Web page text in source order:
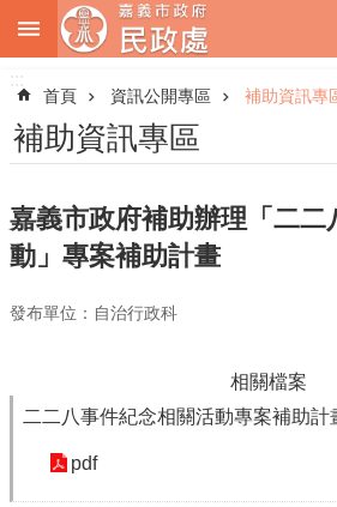
跳到主要內容區塊
階
尋
關
本
處
消
:::
首頁 資訊公開專區 補助資訊專
補助資訊專區
嘉義市政府補助辦理「二二
動」專案補助計畫
發布單位：自治行政科
相關檔案
二二八事件紀念相關活動專案補助計
pdf